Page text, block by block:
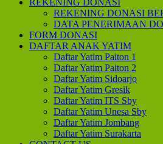
REKENING DONASI
DATA PENERIMAAN
FORM DONASI
DAFTAR ANAK YATIM
Daftar Yatim Paiton 1
Daftar Yatim Paiton 2
Daftar Yatim Sidoarjo
Daftar Yatim Gresik
Daftar Yatim ITS Sby
Daftar Yatim Unesa Sby
Daftar Yatim Jombang
Daftar Yatim Surakarta